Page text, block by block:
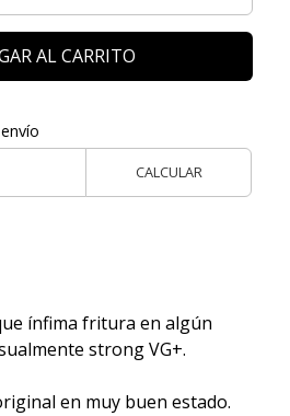
AL CARRITO
CALCULAR
ínfima fritura en algún
strong VG+.
en muy buen estado.